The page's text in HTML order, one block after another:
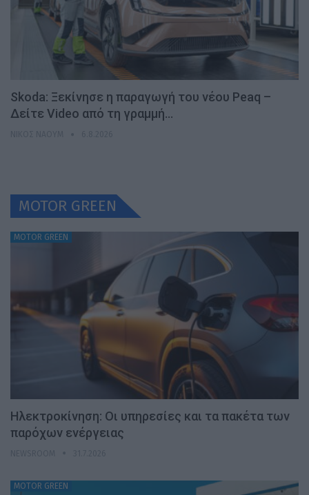
Skoda: Ξεκίνησε η παραγωγή του νέου Peaq –
Δείτε Video από τη γραμμή…
MOTOR GREEN
MOTOR GREEN
Ηλεκτροκίνηση: Οι υπηρεσίες και τα πακέτα των
παρόχων ενέργειας
MOTOR GREEN